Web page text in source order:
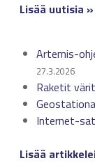
Lisää uutisia »
Artemis-
27.3.2026
Raketit
Internet-
Lisää